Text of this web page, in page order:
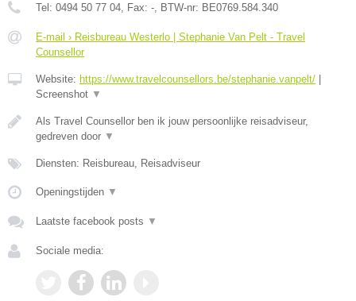
Tel: 0494 50 77 04, Fax: -, BTW-nr: BE0769.584.340
E-mail › Reisbureau Westerlo | Stephanie Van Pelt - Travel
Counsellor
Website: https://www.travelcounsellors.be/stephanie.vanpelt/
Screenshot ▼
Als Travel Counsellor ben ik jouw persoonlijke reisadviseur,
gedreven door ▼
Diensten: Reisbureau, Reisadviseur
Openingstijden ▼
Laatste facebook posts ▼
Sociale media: